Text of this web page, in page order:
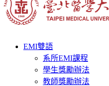
Toggle
navigation
EMI雙語
系所EMI課程
學生獎勵辦法
教師獎勵辦法